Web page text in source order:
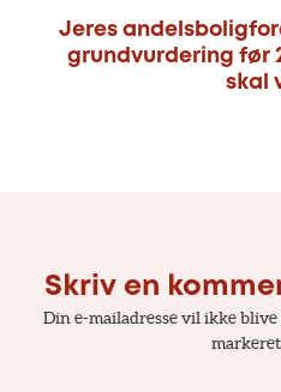
Jeres
grundvurdering før
skal
Skriv en
Din e-mailadresse vil ikke blive